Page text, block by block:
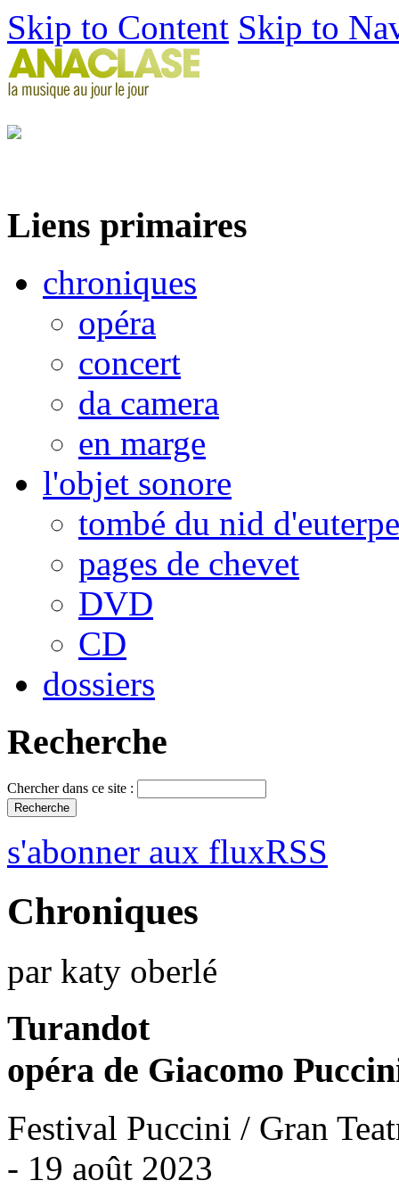
Skip to Content Skip to
Liens primaires
chroniques
opéra
concert
da camera
en marge
l'objet sonore
tombé du nid d'euterpe
pages de chevet
DVD
CD
dossiers
Recherche
Chercher dans ce site :
s'abonner aux fluxRSS
Chroniques
par katy oberlé
Turandot
opéra de Giacomo
Festival Puccini / Gran
- 19 août 2023